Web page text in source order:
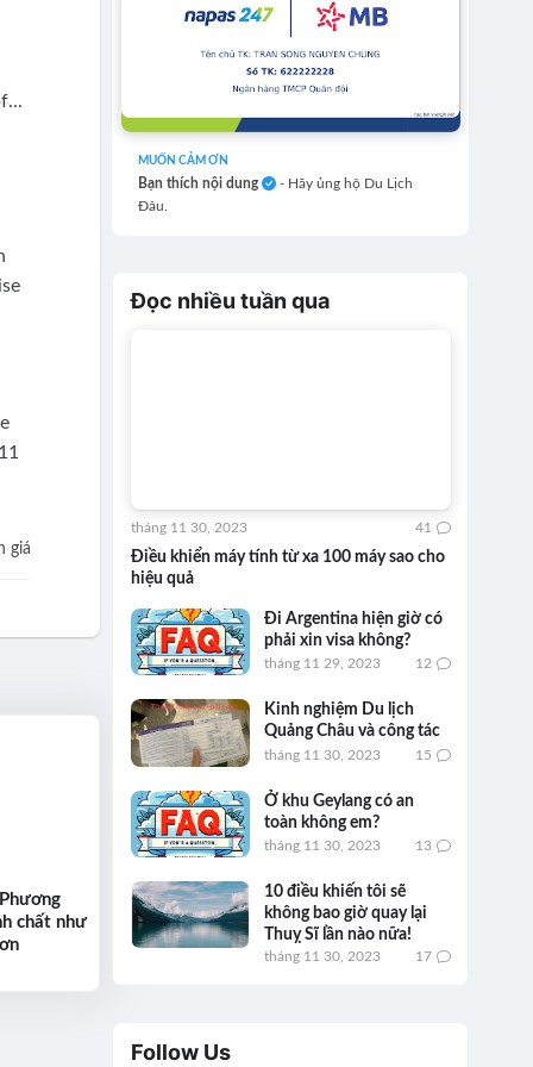
giá
chất như
MUỐN CẢM ƠN
Bạn thích nội dung
- Hãy ủng hộ Du Lịch
Đâu.
Đọc nhiều tuần qua
Điều khiển máy tính từ xa 100 máy sao cho
hiệu quả
tháng 11 30, 2023 41
Đi Argentina hiện giờ có
phải xin visa không?
tháng 11 29, 2023 12
Kinh nghiệm Du lịch
Quảng Châu và công tác
tháng 11 30, 2023 15
Ở khu Geylang có an
toàn không em?
tháng 11 30, 2023 13
10 điều khiến tôi sẽ
không bao giờ quay lại
Thuỵ Sĩ lần nào nữa!
tháng 11 30, 2023 17
Follow Us